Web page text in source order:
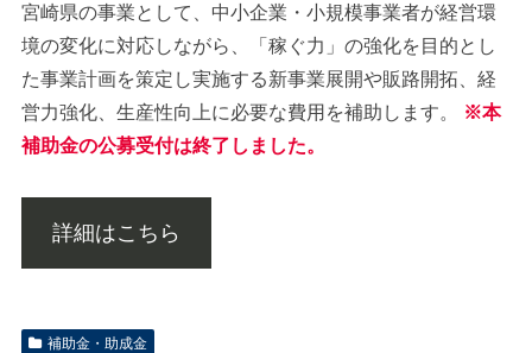
宮崎県の事業として、中小企業・小規模事業者が経営環
境の変化に対応しながら、「稼ぐ力」の強化を目的とし
た事業計画を策定し実施する新事業展開や販路開拓、経
営力強化、生産性向上に必要な費用を補助します。
※本
補助金の公募受付は終了しました。
詳細はこちら
補助金・助成金